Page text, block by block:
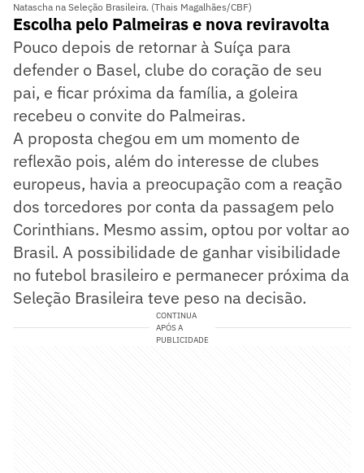
Natascha na Seleção Brasileira. (Thais Magalhães/CBF)
Escolha pelo Palmeiras e nova reviravolta
Pouco depois de retornar à Suíça para
defender o Basel, clube do coração de seu
pai, e ficar próxima da família, a goleira
recebeu o convite do Palmeiras.
A proposta chegou em um momento de
reflexão pois, além do interesse de clubes
europeus, havia a preocupação com a reação
dos torcedores por conta da passagem pelo
Corinthians. Mesmo assim, optou por voltar ao
Brasil. A possibilidade de ganhar visibilidade
no futebol brasileiro e permanecer próxima da
Seleção Brasileira teve peso na decisão.
CONTINUA
APÓS A
PUBLICIDADE